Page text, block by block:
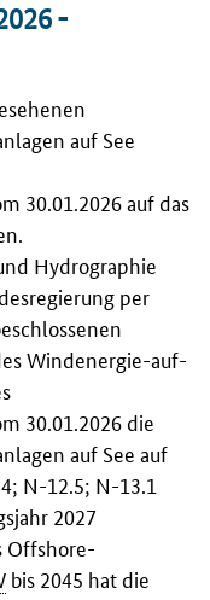
-
auf See
30.01.2026 auf das
Hydrographie
per
Windenergie-auf-
30.01.2026 die
auf See auf
N-12.5; N-13.1
2027
Offshore-
bis 2045 hat die